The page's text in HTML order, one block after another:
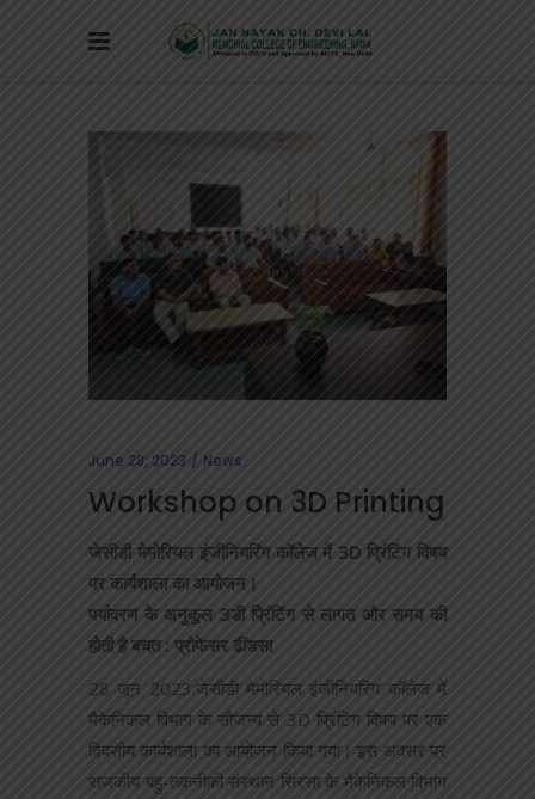
June 28, 2023 News
Workshop on 3D Printing
जेसीडी मेमोरियल इंजीनियरिंग कॉलेज में 3D प्रिंटिंग विषय
पर कार्यशाला का आयोजन।
पर्यावरण के अनुकूल 3डी प्रिंटिंग से लागत और समय की
होती है बचत : प्रोफेसर ढींडसा
28 जून 2023:जेसीडी मेमोरियल इंजीनियरिंग कॉलेज में
मैकेनिकल विभाग के सौजन्य से 3D प्रिंटिंग विषय पर एक
दिवसीय कार्यशाला का आयोजन किया गया। इस अवसर पर
राजकीय बहु-तकनीकी संस्थान सिरसा के मैकेनिकल विभाग